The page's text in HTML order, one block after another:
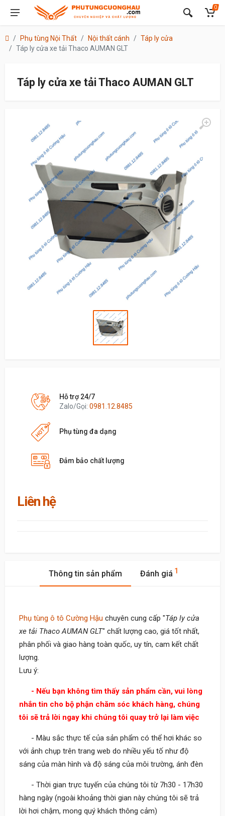
0
Phụ tùng Nội Thất Nội thất cánh
Táp ly cửa
Táp ly cửa xe tải Thaco AUMAN GLT
Táp ly cửa xe tải Thaco AUMAN GLT
Hỗ trợ 24/7
Zalo/Gọi: 0981.12.8485
Phụ tùng đa dạng
Đảm bảo chất lượng
Liên hệ
Thông tin sản phẩm Đánh giá 1
Phụ tùng ô tô Cường Hậu chuyên cung cấp "Táp ly cửa
xe tải Thaco AUMAN GLT" chất lượng cao, giá tốt nhất,
phân phối và giao hàng toàn quốc, uy tín, cam kết chất
lượng.
Lưu ý:
- Nếu bạn không tìm thấy sản phẩm cần, vui lòng
nhắn tin cho bộ phận chăm sóc khách hàng, chúng
tôi sẽ trả lời ngay khi chúng tôi quay trở lại làm việc
- Màu sắc thực tế của sản phẩm có thể hơi khác so
với ảnh chụp trên trang web do nhiều yếu tố như độ
sáng của màn hình và độ sáng của môi trường, ánh đèn
- Thời gian trực tuyến của chúng tôi từ 7h30 - 17h30
hàng ngày (ngoài khoảng thời gian này chúng tôi sẽ trả
lời hơi chậm, mong quý khách thông cảm)